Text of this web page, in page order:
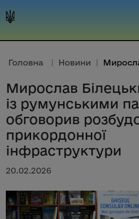
Головна | Новини |
Мирослав
із румунськими
обговорив
прикордонної
інфраструктури
20.02.2026